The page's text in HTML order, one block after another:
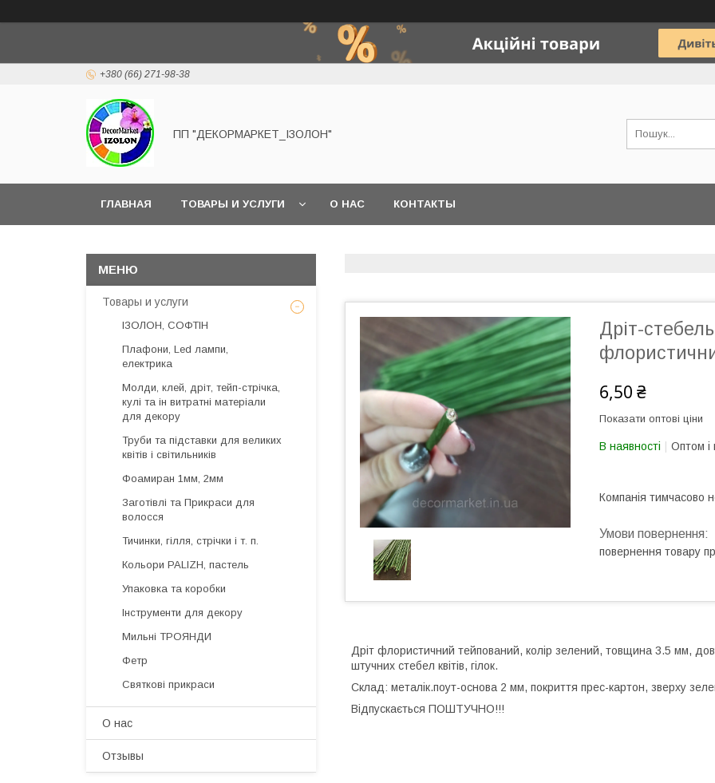
+380 (66) 271-98-38
ПП "ДЕКОРМАРКЕТ_ІЗОЛОН"
ГЛАВНАЯ ТОВАРЫ И УСЛУГИ О НАС КОНТАКТЫ
Дріт-
6,50 ₴
Показати оптові ціни
В наявності Оптом і
Компанія тимчасово
повернення товару
Дріт флористичний тейпований, колір зелений, товщина 3.5 мм,
штучних стебел квітів, гілок.
Склад: металік.поут-основа 2 мм, покриття прес-картон, зверху
Відпускається ПОШТУЧНО!!!
Товары и услуги
ІЗОЛОН, СОФТІН
Плафони, Led лампи,
електрика
Молди, клей, дріт, тейп-стрічка,
кулі та ін витратні матеріали
для декору
Труби та підставки для великих
квітів і світильників
Фоамиран 1мм, 2мм
Заготівлі та Прикраси для
волосся
Тичинки, гілля, стрічки і т. п.
Кольори PALIZH, пастель
Упаковка та коробки
Інструменти для декору
Мильні ТРОЯНДИ
Фетр
Святкові прикраси
О нас
Отзывы